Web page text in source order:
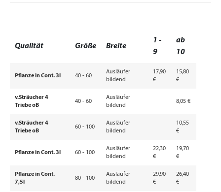
Qualität Größe Breite
1 -
9
ab
10
Pflanze in Cont. 3l 40 - 60
Ausläufer
bildend
17,90
€
15,80
€
v.Sträucher 4
Triebe oB
40 - 60
Ausläufer
bildend
8,05 €
v.Sträucher 4
Triebe oB
60 - 100
Ausläufer
bildend
10,55
€
Pflanze in Cont. 3l 60 - 100
Ausläufer
bildend
22,30
€
19,70
€
Pflanze in Cont.
7,5l
80 - 100
Ausläufer
bildend
29,90
€
26,40
€